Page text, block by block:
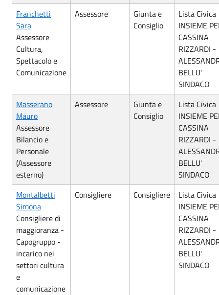
Franchetti
Sara
Assessore
Cultura,
Spettacolo e
Comunicazione
Assessore
Giunta e
Consiglio
Lista Civica
INSIEME
CASSINA
RIZZARDI -
BELLU'
SINDACO
Masserano
Mauro
Assessore
Bilancio e
Personale
(Assessore
esterno)
Assessore
Giunta e
Consiglio
Lista Civica
INSIEME
CASSINA
RIZZARDI -
BELLU'
SINDACO
Montalbetti
Simona
Consigliere di
maggioranza -
Capogruppo -
incarico nei
settori cultura
e
comunicazione
Consigliere Consigliere
Lista Civica
INSIEME
CASSINA
RIZZARDI -
BELLU'
SINDACO